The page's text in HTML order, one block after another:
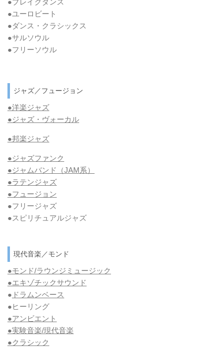
●ユーロビート
●ダンス・クラシックス
●サルソウル
●フリーソウル
ジャズ／フュージョン
●洋楽ジャズ
●ジャズ・ヴォーカル
●邦楽ジャズ
●ジャズファンク
●ジャムバンド（JAM系）
●ラテンジャズ
●フュージョン
●フリージャズ
●スピリチュアルジャズ
現代音楽／モンド
●モンド/ラウンジミュージック
●エキゾチックサウンド
● ドラムンベース
●ヒーリング
●アンビエント
●実験音楽/現代音楽
●クラシック